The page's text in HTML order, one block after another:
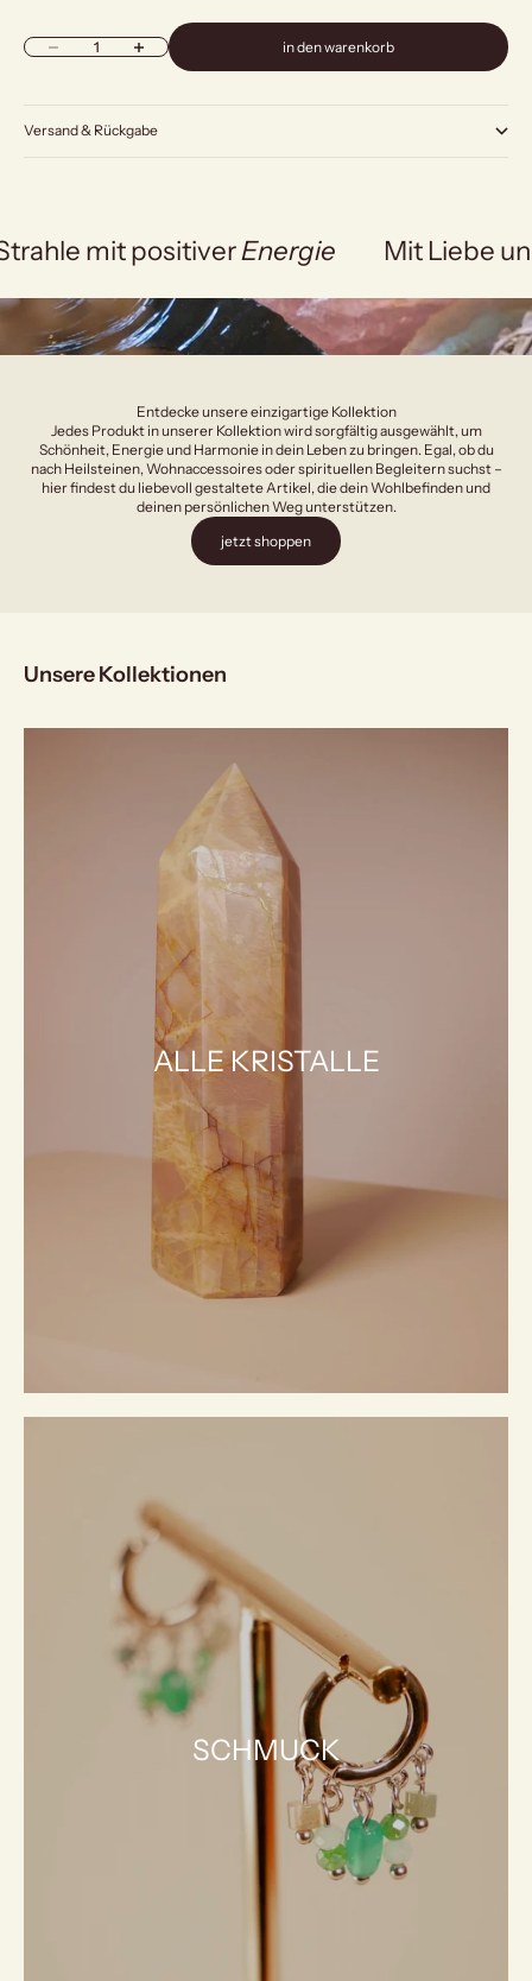
Anzahl verringernAnzahl erhöhen in den warenkorb
Versand & Rückgabe
mit positiverEnergie Mit Liebe
Entdecke unsere einzigartige Kollektion
Jedes Produkt in unserer Kollektion wird sorgfältig ausgewählt, um
Schönheit, Energie und Harmonie in dein Leben zu bringen. Egal, ob du
nach Heilsteinen, Wohnaccessoires oder spirituellen Begleitern suchst –
hier findest du liebevoll gestaltete Artikel, die dein Wohlbefinden und
deinen persönlichen Weg unterstützen.
jetzt shoppen
Unsere Kollektionen
ALLE KRISTALLE
SCHMUCK